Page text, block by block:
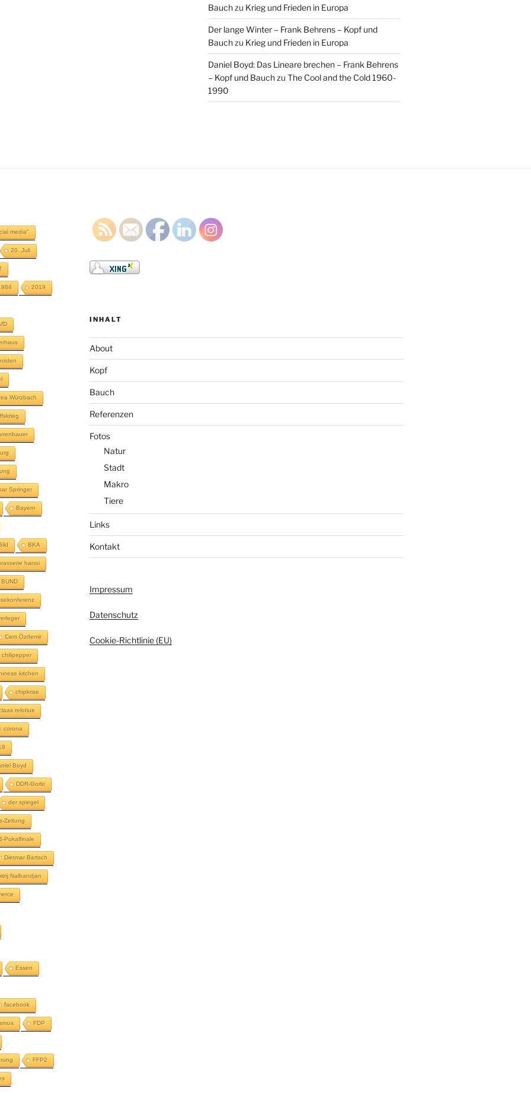
Bauchzu Krieg und Frieden in Europa
Der lange Winter – Frank Behrens – Kopf und
Bauchzu Krieg und Frieden in Europa
Daniel Boyd: Das Lineare brechen – Frank Behrens
– Kopf und Bauchzu The Cool and the Cold 1960-
1990
media"
20. Juli
2019
Würzbach
Springer
Bayern
BKA
hanoi
BUND
Cem Özdemir
chilipepper
kitchen
chipkrise
relotius
corona
Boyd
DDR-Gorbi
der spiegel
Zeitung
Pokalfinale
Dietmar Bartsch
Nalbandjan
Essen
facebook
FDP
FFP2
INHALT
About
Kopf
Bauch
Referenzen
Fotos
Natur
Stadt
Makro
Tiere
Links
Kontakt
Impressum
Datenschutz
Cookie-Richtlinie (EU)